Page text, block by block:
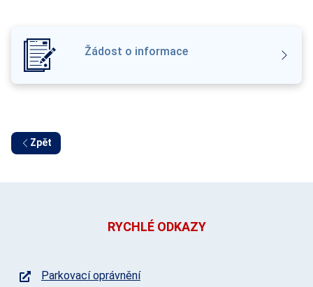
Žádost o informace
Zpět
RYCHLÉ ODKAZY
Parkovací oprávnění